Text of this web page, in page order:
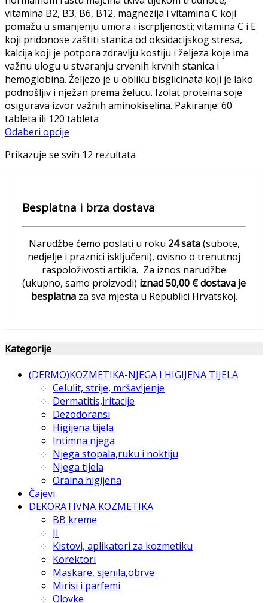
vitamina B2, B3, B6, B12, magnezija i vitamina C koji
pomažu u smanjenju umora i iscrpljenosti; vitamina C i E
koji pridonose zaštiti stanica od oksidacijskog stresa,
kalcija koji je potpora zdravlju kostiju i željeza koje ima
važnu ulogu u stvaranju crvenih krvnih stanica i
hemoglobina. Željezo je u obliku bisglicinata koji je lako
podnošljiv i nježan prema želucu. Izolat proteina soje
osigurava izvor važnih aminokiselina. Pakiranje: 60
tableta ili 120 tableta
Odaberi opcije
Prikazuje se svih 12 rezultata
Besplatna i brza dostava
Narudžbe ćemo poslati u roku 24 sata(subote,
nedjelje i praznici isključeni), ovisno o trenutnoj
raspoloživosti artikla. Za iznos narudžbe
(ukupno, samo proizvodi) iznad 50,00 € dostava je
besplatnaza sva mjesta u Republici Hrvatskoj.
Kategorije
(DERMO)KOZMETIKA-NJEGA I HIGIJENA TIJELA
Celulit, strije, mršavljenje
Dermatitis,iritacije
Dezodoransi
Higijena tijela
Intimna njega
Njega stopala,ruku i noktiju
Njega tijela
Oralna higijena
Čajevi
DEKORATIVNA KOZMETIKA
BB kreme
JI
Kistovi, aplikatori za kozmetiku
Korektori
Maskare, sjenila,obrve
Mirisi i parfemi
Olovke